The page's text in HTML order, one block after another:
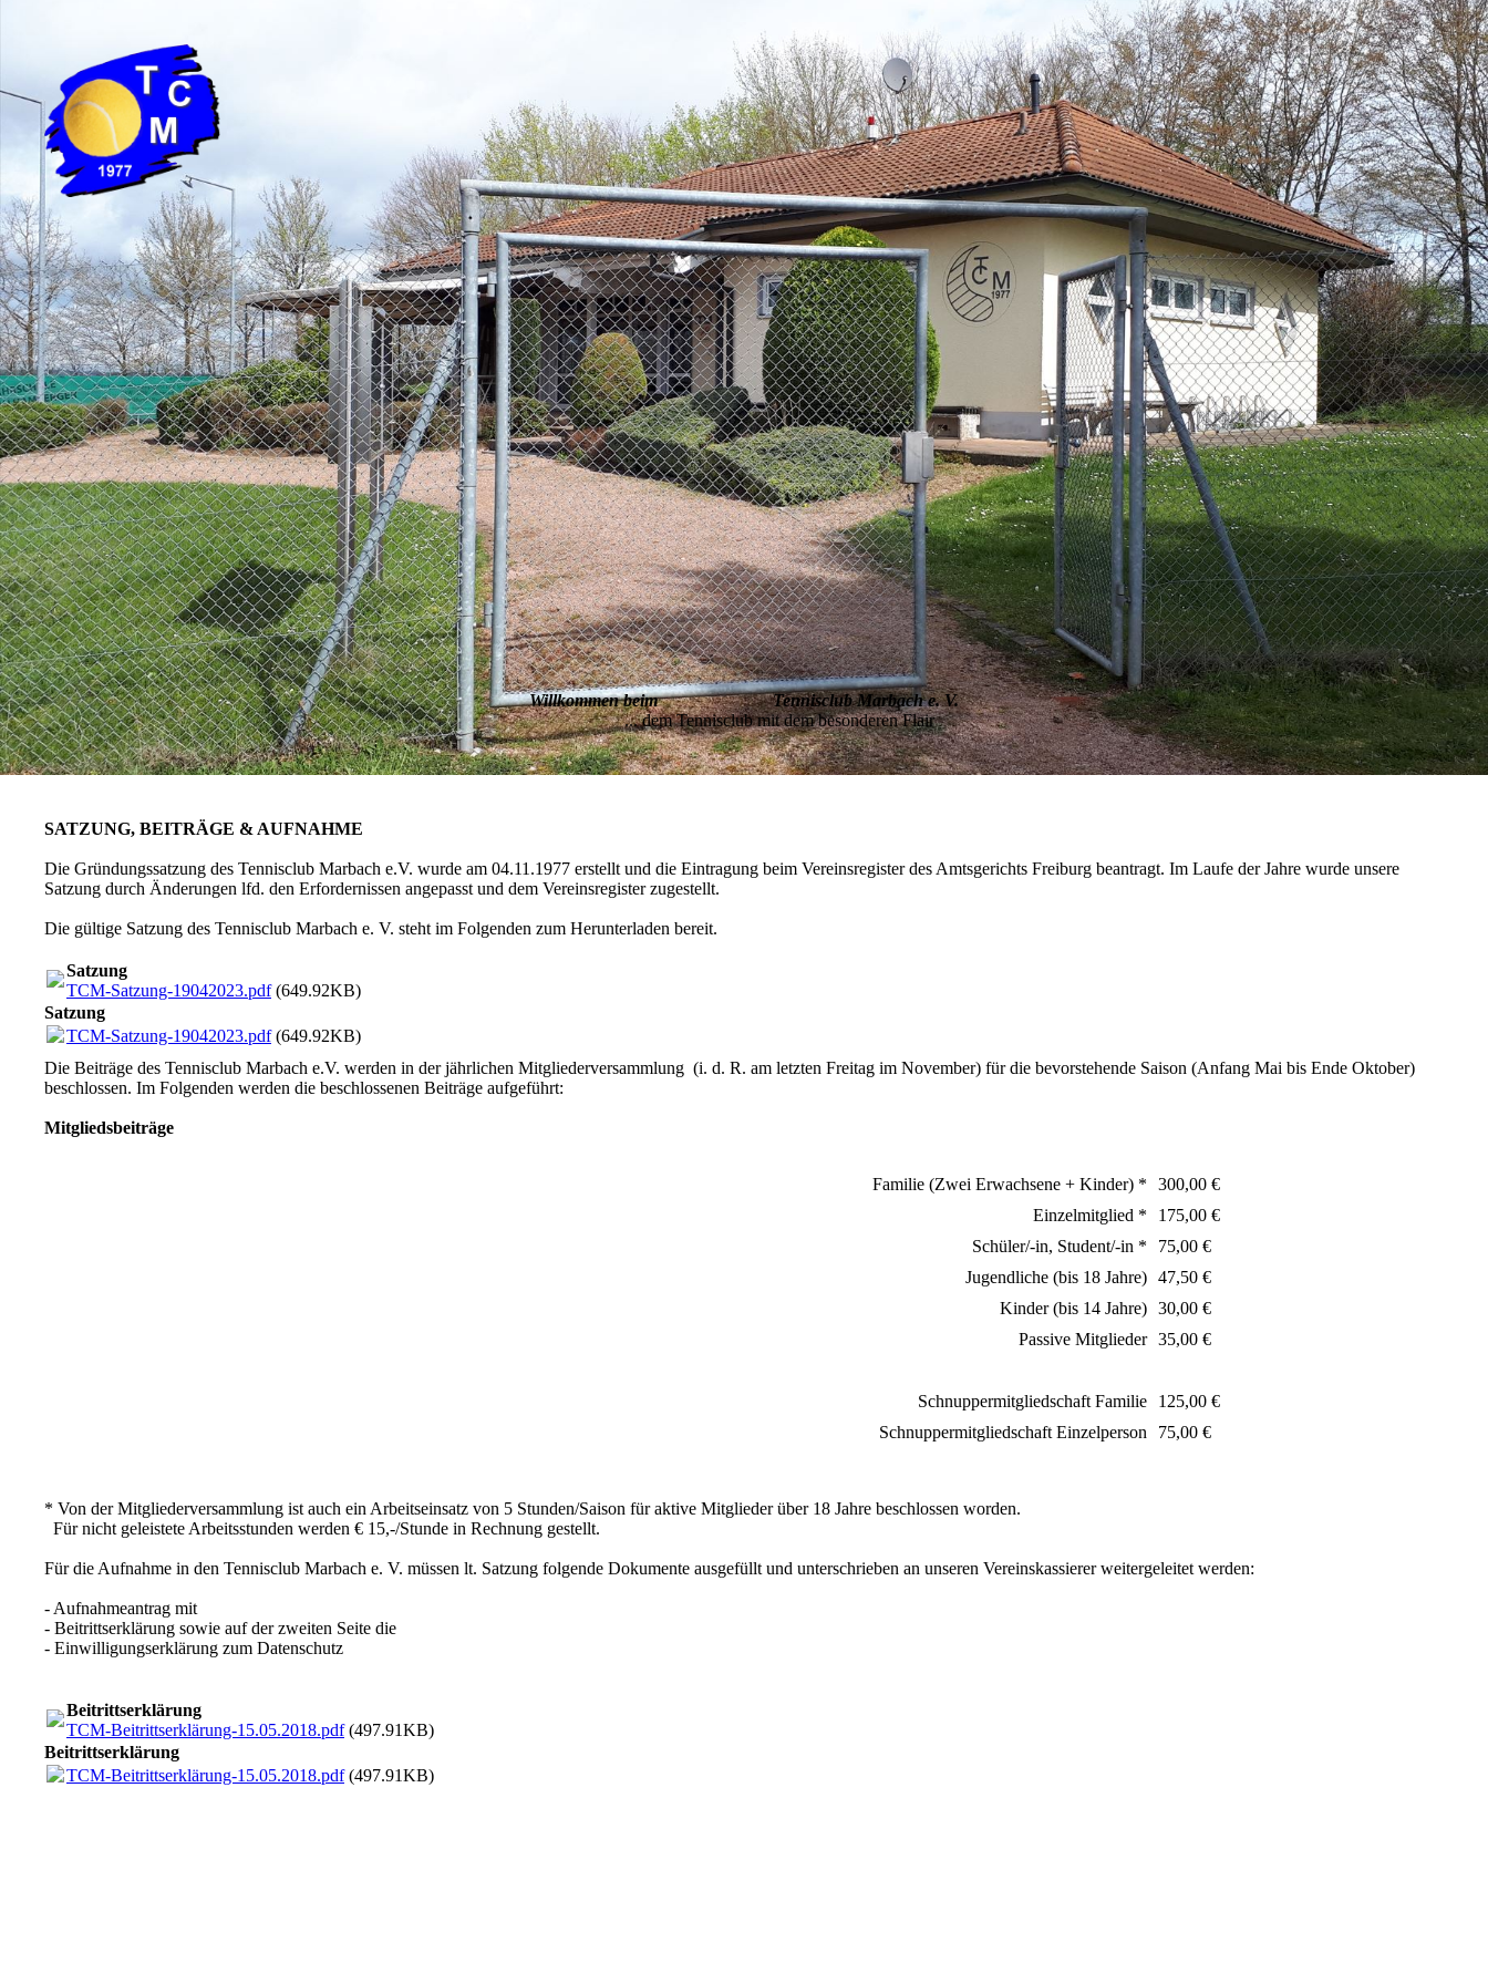
Willkommen beim Tennisclub Marbach e. V.
... dem Tennisclub mit dem besonderen Flair
SATZUNG, BEITRÄGE & AUFNAHME
Die Gründungssatzung des Tennisclub Marbach e.V. wurde am 04.11.1977 erstellt und die Eintragung beim Vereinsregister des Amtsgerichts Freiburg beantragt. Im Laufe der Jahre wurde unsere
Satzung durch Änderungen lfd. den Erfordernissen angepasst und dem Vereinsregister zugestellt.
Die gültige Satzung des Tennisclub Marbach e. V. steht im Folgenden zum Herunterladen bereit.
Satzung
TCM-Satzung-19042023.pdf(649.92KB)
Satzung
TCM-Satzung-19042023.pdf(649.92KB)
Die Beiträge des Tennisclub Marbach e.V. werden in der jährlichen Mitgliederversammlung (i. d. R. am letzten Freitag im November) für die bevorstehende Saison (Anfang Mai bis Ende Oktober)
beschlossen. Im Folgenden werden die beschlossenen Beiträge aufgeführt:
Mitgliedsbeiträge
Familie (Zwei Erwachsene + Kinder) *
300,00 €
Einzelmitglied *
175,00 €
Schüler/-in, Student/-in *
75,00 €
Jugendliche (bis 18 Jahre) 47,50 €
Kinder (bis 14 Jahre) 30,00 €
Passive Mitglieder 35,00 €
Schnuppermitgliedschaft Familie
125,00 €
Schnuppermitgliedschaft Einzelperson
75,00 €
* Von der Mitgliederversammlung ist auch ein Arbeitseinsatz von 5 Stunden/Saison für aktive Mitglieder über 18 Jahre beschlossen worden.
Für nicht geleistete Arbeitsstunden werden € 15,-/Stunde in Rechnung gestellt.
Für die Aufnahme in den Tennisclub Marbach e. V. müssen lt. Satzung folgende Dokumente ausgefüllt und unterschrieben an unseren Vereinskassierer weitergeleitet werden:
- Aufnahmeantrag mit
- Beitrittserklärung sowie auf der zweiten Seite die
- Einwilligungserklärung zum Datenschutz
Beitrittserklärung
TCM-Beitrittserklärung-15.05.2018.pdf(497.91KB)
Beitrittserklärung
TCM-Beitrittserklärung-15.05.2018.pdf(497.91KB)